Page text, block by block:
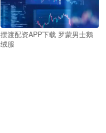
摆渡配资APP下载 罗蒙男士鹅
绒服